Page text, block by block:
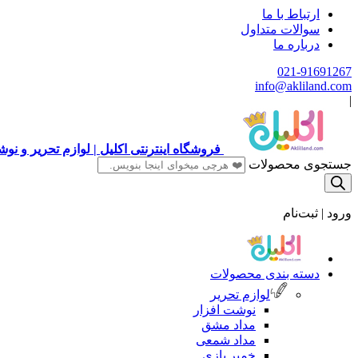
ارتباط با ما
سوالات متداول
درباره ما
021-91691267
info@akliland.com
|
فروشگاه اینترنتی اکلیل | لوازم تحریر و
جستجوی محصولات
ورود | ثبت‌نام
دسته بندی محصولات
لوازم تحریر
نوشت افزار
مداد مشق
مداد شمعی
خمیر بازی